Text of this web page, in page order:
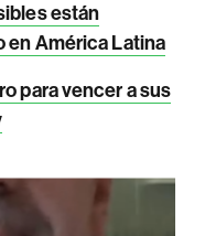
están
en América Latina
para vencer a sus